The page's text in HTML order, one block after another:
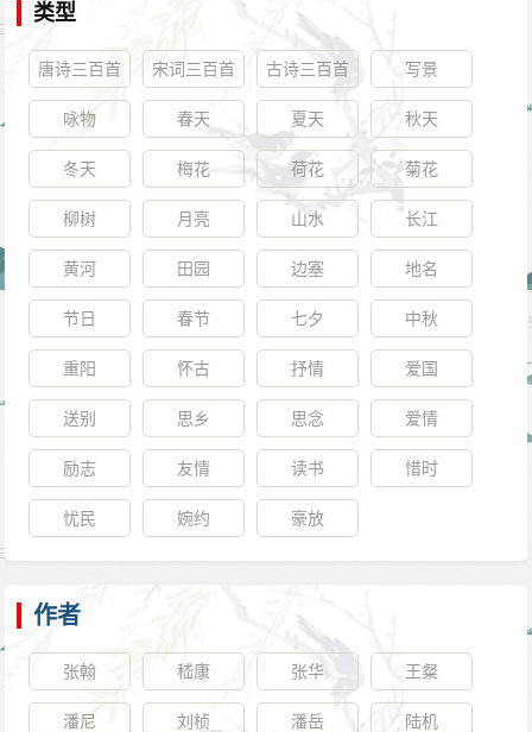
类型
唐诗三百首 宋词三百首 古诗三百首 写景
咏物 春天 夏天 秋天
冬天 梅花 荷花 菊花
柳树 月亮 山水 长江
黄河 田园 边塞 地名
节日 春节 七夕 中秋
重阳 怀古 抒情 爱国
送别 思乡 思念 爱情
励志 友情 读书 惜时
忧民 婉约 豪放
作者
张翰 嵇康 张华 王粲
潘尼 刘桢 潘岳 陆机